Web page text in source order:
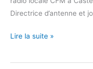
Directrice d’antenne et
Lire la suite »